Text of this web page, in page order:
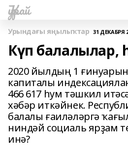
Ҡурай
Урындағы яңылыҡтар 31 ДЕКАБРЯ
Күп балалылар,
2020 йылдың 1
капиталы
466 617 һум тәшкил
хәбәр иткәйнек.
балалы ғаиләләргә
ниндәй социаль ярҙам
инә?